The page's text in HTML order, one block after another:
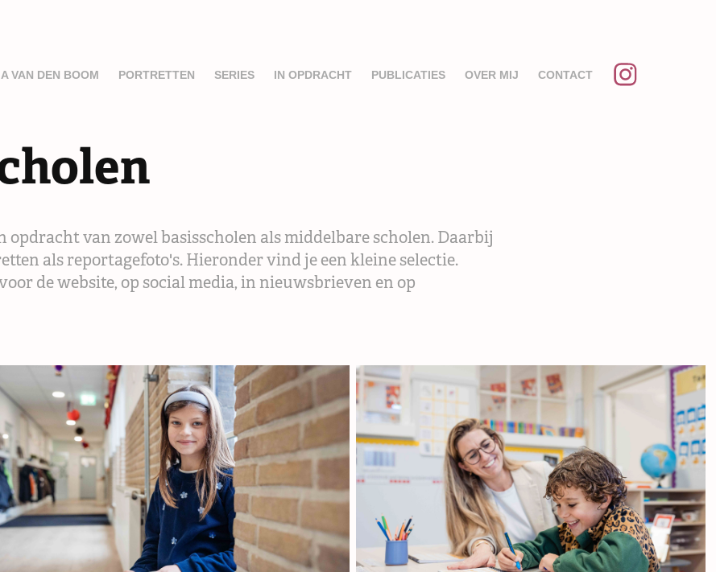
VAN DEN BOOM PORTRETTEN SERIES IN OPDRACHT PUBLICATIES OVER MIJ CONTACT
opdracht van zowel basisscholen als middelbare scholen. Daarbij
als reportagefoto's. Hieronder vind je een kleine selectie.
de website, op social media, in nieuwsbrieven en op